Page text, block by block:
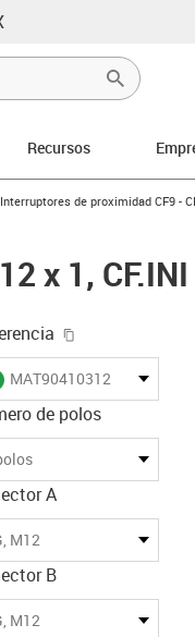
Recursos
icon-arrow-right
Interruptores de proximidad CF9 -
x 1, CF.INI
igus-icon-lieferzeit
MAT90410312
de polos
A
M12
B
M12